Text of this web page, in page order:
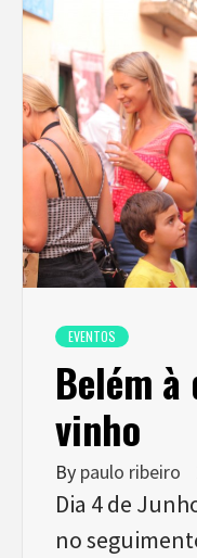
EVENTOS
Belém
vinho
By paulo ribeiro
Dia 4 de
no